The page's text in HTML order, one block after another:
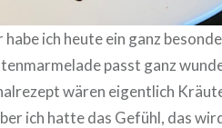
habe ich heute ein ganz
passt ganz
wären eigentlich
ich hatte das Gefühl, das